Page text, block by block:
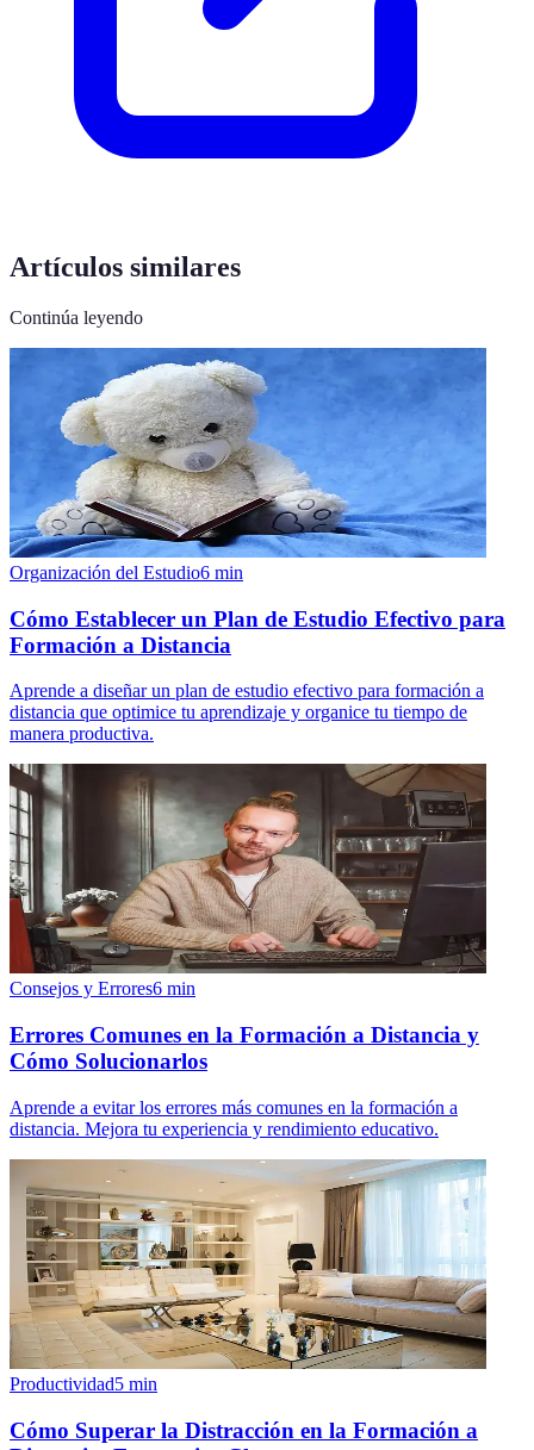
Artículos similares
Continúa leyendo
Organización del Estudio6 min
Cómo Establecer un Plan de Estudio Efectivo para
Formación a Distancia
Aprende a diseñar un plan de estudio efectivo para formación a
distancia que optimice tu aprendizaje y organice tu tiempo de
manera productiva.
Consejos y Errores6 min
Errores Comunes en la Formación a Distancia y
Cómo Solucionarlos
Aprende a evitar los errores más comunes en la formación a
distancia. Mejora tu experiencia y rendimiento educativo.
Productividad5 min
Cómo Superar la Distracción en la Formación a